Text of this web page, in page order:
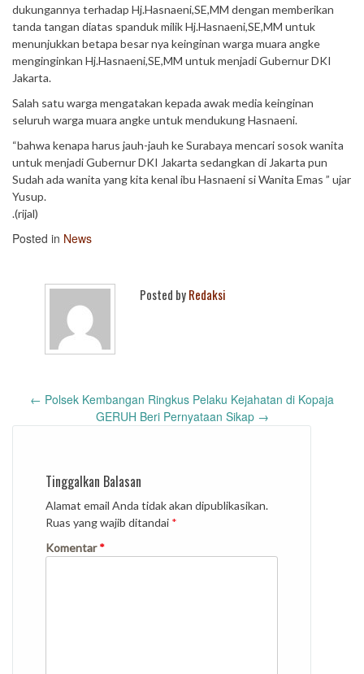
dukungannya terhadap Hj.Hasnaeni,SE,MM dengan memberikan
tanda tangan diatas spanduk milik Hj.Hasnaeni,SE,MM untuk
menunjukkan betapa besar nya keinginan warga muara angke
menginginkan Hj.Hasnaeni,SE,MM untuk menjadi Gubernur DKI
Jakarta.
Salah satu warga mengatakan kepada awak media keinginan
seluruh warga muara angke untuk mendukung Hasnaeni.
“bahwa kenapa harus jauh-jauh ke Surabaya mencari sosok wanita
untuk menjadi Gubernur DKI Jakarta sedangkan di Jakarta pun
Sudah ada wanita yang kita kenal ibu Hasnaeni si Wanita Emas ” ujar
Yusup.
.(rijal)
Posted in News
Posted byRedaksi
Post
← Polsek Kembangan Ringkus Pelaku Kejahatan di Kopaja
GERUH Beri Pernyataan Sikap →
Tinggalkan Balasan
Alamat email Anda tidak akan dipublikasikan.
Ruas yang wajib ditandai *
Komentar*